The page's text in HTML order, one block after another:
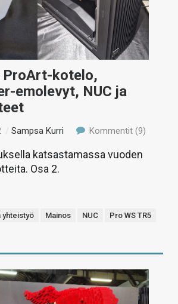
ProArt-kotelo,
emolevyt, NUC ja
/Sampsa Kurri Kommentit (9)
katsastamassa vuoden
Osa 2.
yhteistyö Mainos NUC
Pro WS TR5